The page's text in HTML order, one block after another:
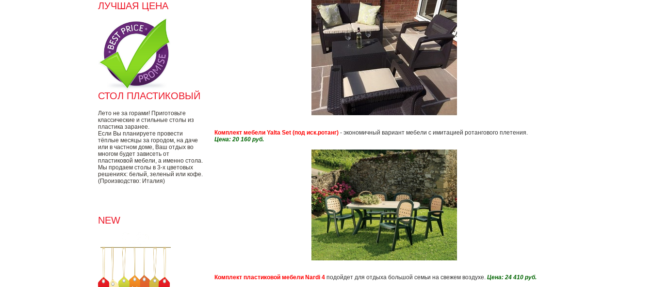
ЛУЧШАЯ ЦЕНА
СТОЛ ПЛАСТИКОВЫЙ
Лето не за горами! Приготовьте
классические и стильные столы из
пластика заранее.
Если Вы планируете провести
тёплые месяцы за городом, на даче
или в частном доме, Ваш отдых во
многом будет зависеть от
пластиковой мебели, а именно стола.
Мы продаем столы в 3-х цветовых
решениях: белый, зеленый или кофе.
(Производство: Италия)
NEW
Комплект мебели Yalta Set (под иск.ротанг) - экономичный вариант мебели с имитацией ротангового плетения.
Цена: 20 160 руб.
Комплект пластиковой мебели Nardi 4 подойдет для отдыха большой семьи на свежем воздухе. Цена: 24 410 руб.